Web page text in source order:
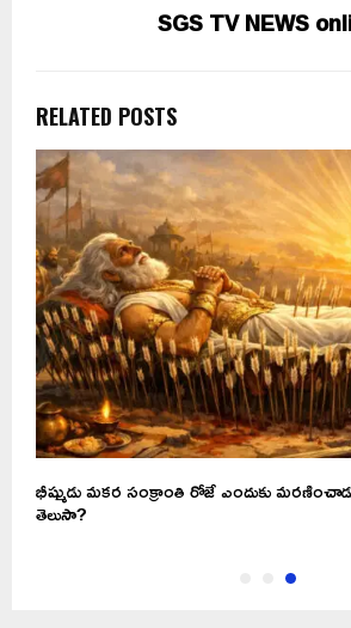
SGS TV NEWS
RELATED POSTS
భీష్ముడు మకర సంక్రాంతి రోజే ఎందుకు
తెలుసా?